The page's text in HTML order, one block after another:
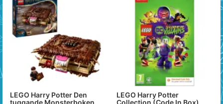
LEGO Harry Potter Den
tuggande Monsterboken
LEGO Harry Potter
Collection (Code In Box)